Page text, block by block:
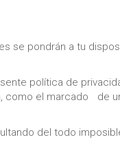
se pondrán a tu
política de
como el marcado de
del todo